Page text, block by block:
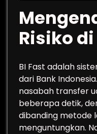
Risiko
BI Fast adalah
dari Bank
nasabah transfer
beberapa detik,
dibanding metode
menguntungkan.